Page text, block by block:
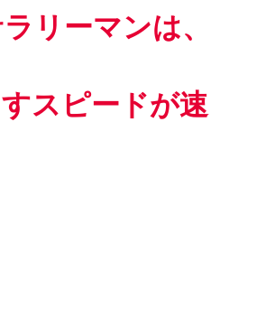
リーマンは、
スピードが速